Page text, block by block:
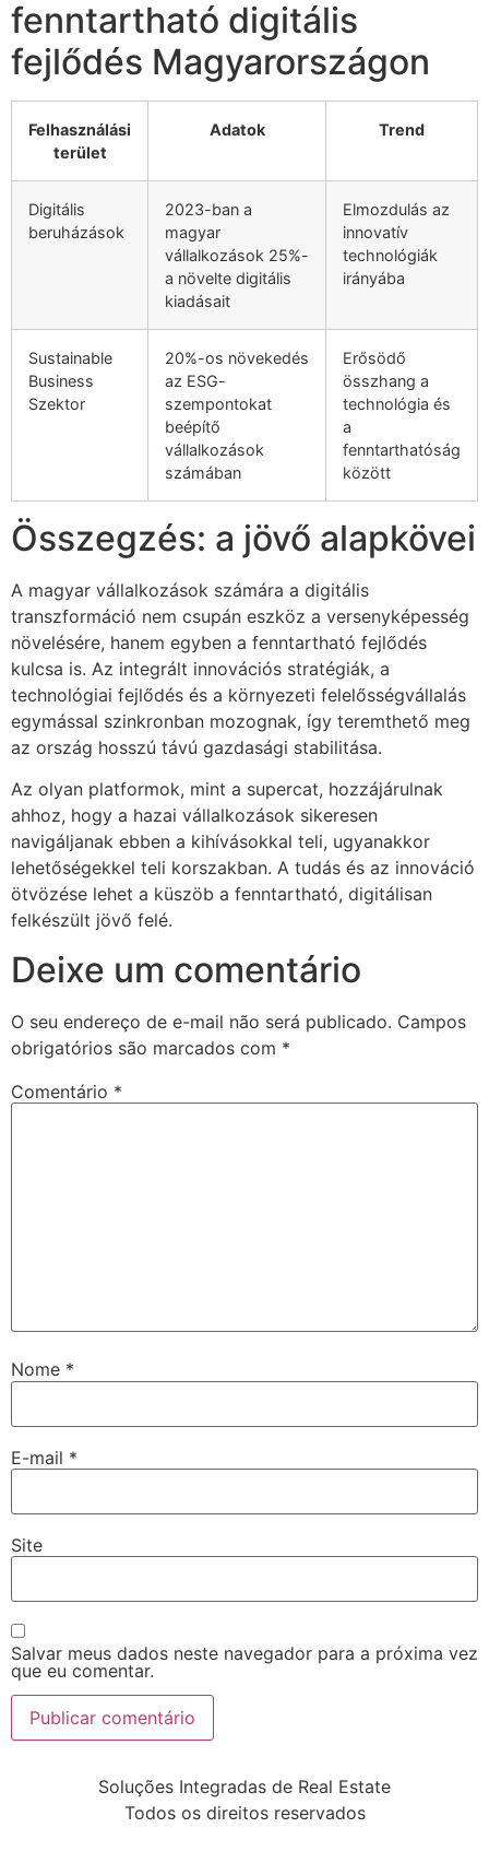
fenntartható digitális
fejlődés Magyarországon
Felhasználási
terület
Adatok Trend
Digitális
beruházások
2023-ban a
magyar
vállalkozások 25%-
a növelte digitális
kiadásait
Elmozdulás az
innovatív
technológiák
irányába
Sustainable
Business
Szektor
20%-os növekedés
az ESG-
szempontokat
beépítő
vállalkozások
számában
Erősödő
összhang a
technológia és
a
fenntarthatóság
között
Összegzés: a jövő alapkövei
A magyar vállalkozások számára a digitális
transzformáció nem csupán eszköz a versenyképesség
növelésére, hanem egyben a fenntartható fejlődés
kulcsa is. Az integrált innovációs stratégiák, a
technológiai fejlődés és a környezeti felelősségvállalás
egymással szinkronban mozognak, így teremthető meg
az ország hosszú távú gazdasági stabilitása.
Az olyan platformok, mint a supercat, hozzájárulnak
ahhoz, hogy a hazai vállalkozások sikeresen
navigáljanak ebben a kihívásokkal teli, ugyanakkor
lehetőségekkel teli korszakban. A tudás és az innováció
ötvözése lehet a küszöb a fenntartható, digitálisan
felkészült jövő felé.
Deixe um comentário
O seu endereço de e-mail não será publicado. Campos
obrigatórios são marcados com *
Comentário *
Nome *
E-mail *
Site
Salvar meus dados neste navegador para a próxima vez
que eu comentar.
Soluções Integradas de Real Estate
Todos os direitos reservados